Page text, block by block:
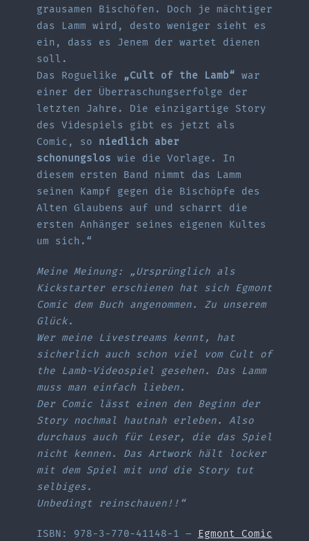
grausamen Bischöfen. Doch je mächtiger
das Lamm wird, desto weniger sieht es
ein, dass es Jenem der wartet dienen
soll.
Das Roguelike
„Cult of the Lamb“ war
einer der Überraschungserfolge der
letzten Jahre. Die einzigartige Story
des Videspiels gibt es jetzt als
Comic, so niedlich aber
schonungslos wie die Vorlage. In
diesem ersten Band nimmt das Lamm
seinen Kampf gegen die Bischöpfe des
Alten Glaubens auf und scharrt die
ersten Anhänger seines eigenen Kultes
um sich.“
Meine Meinung: „Ursprünglich als
Kickstarter erschienen hat sich Egmont
Comic dem Buch angenommen. Zu unserem
Glück.
Wer meine Livestreams kennt, hat
sicherlich auch schon viel vom Cult of
the Lamb-Videospiel gesehen. Das Lamm
muss man einfach lieben.
Der Comic lässt einen den Beginn der
Story nochmal hautnah erleben. Also
durchaus auch für Leser, die das Spiel
nicht kennen. Das Artwork hält locker
mit dem Spiel mit und die Story tut
selbiges.
Unbedingt reinschauen!!“
ISBN: 978-3-770-41148-1 – Egmont Comic